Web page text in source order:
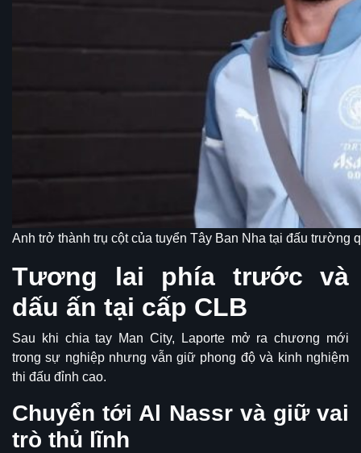
Anh trở thành trụ cột của tuyển Tây Ban Nha tại đấu trường
Tương lai phía trước và
dấu ấn tại cấp CLB
Sau khi chia tay Man City, Laporte mở ra chương mới
trong sự nghiệp nhưng vẫn giữ phong độ và kinh nghiệm
thi đấu đỉnh cao.
Chuyển tới Al Nassr và giữ vai
trò thủ lĩnh